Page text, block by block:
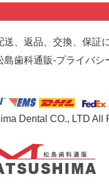
送、返品、交換、保証
島歯科通販-プライバシ
Dental CO., LTD All